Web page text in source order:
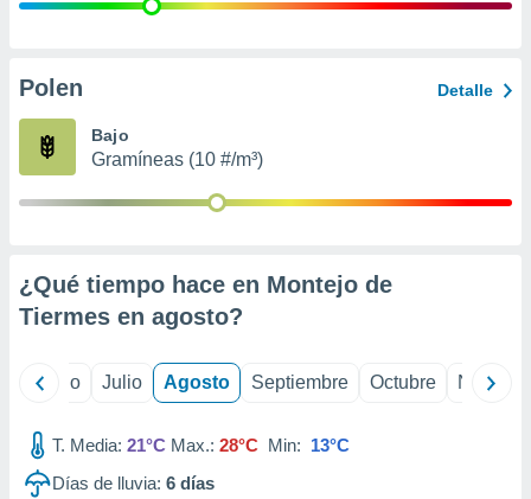
publicidad
de
Polen Detalle
Bajo
Gramíneas (10 #/m³)
¿Qué tiempo hace en Montejo de
Tiermes en agosto?
Junio Julio Agosto Septiembre Octubre
T. Media: 21°C Max.: 28°C Min: 13°C
Días de lluvia: 6 días